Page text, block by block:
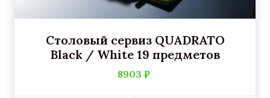
Столовый сервиз QUADRATO
Black / White 19 предметов
8903 ₽